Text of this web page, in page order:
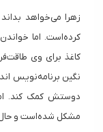
کرده‌است. اما
کاغذ برای وی
نگین برنامه‌نویس
دوستش کمک کند.
مشکل شده‌است و حال